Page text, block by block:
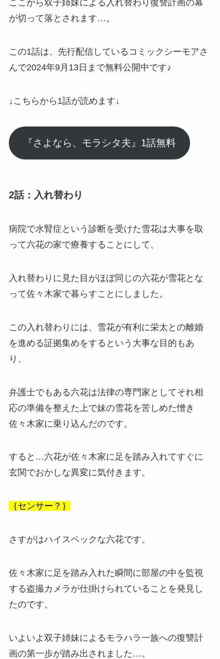
ここから双子姉妹による 入れ替わり復讐計画の幕
が切って落とされます…。
この1話は、先行配信しているコミックシーモアさ
んで2024年9月13日まで無料公開中です♪
↓こちらから1話が読めます↓
『さよなら、モラシタ夫』1話無料
2話：入れ替わり
病院で水腎症 という診断を受けた雪花は大事を取
って六花の家で療養することにして、
入れ替わりに 見た目がほぼ同じの六花が雪花とな
って佐々木家で暮らすことにしました。
この入れ替わりには、雪花が有利に栄太との離婚
を進める証拠集めをするという大事な目的もあ
り、
弁護士でもある六花は法律の専門家としてそれ相
応の準備を整えた上で妹の雪花を苦しめた憎き
佐々木家に乗り込んだのです。
すると…六花が佐々木家に足を踏み入れてすぐに
玄関でおかしな異変に気付きます。
｛センサー？｝
さすがはハイスペックな六花です。
佐々木家に足を踏み入れた瞬間に部屋の中を監視
する盗撮カメラ が仕掛けられていることを発見し
たのです。
いよいよ双子姉妹によるモラハラ一族への復讐計
画の第一歩が踏み出されました…。